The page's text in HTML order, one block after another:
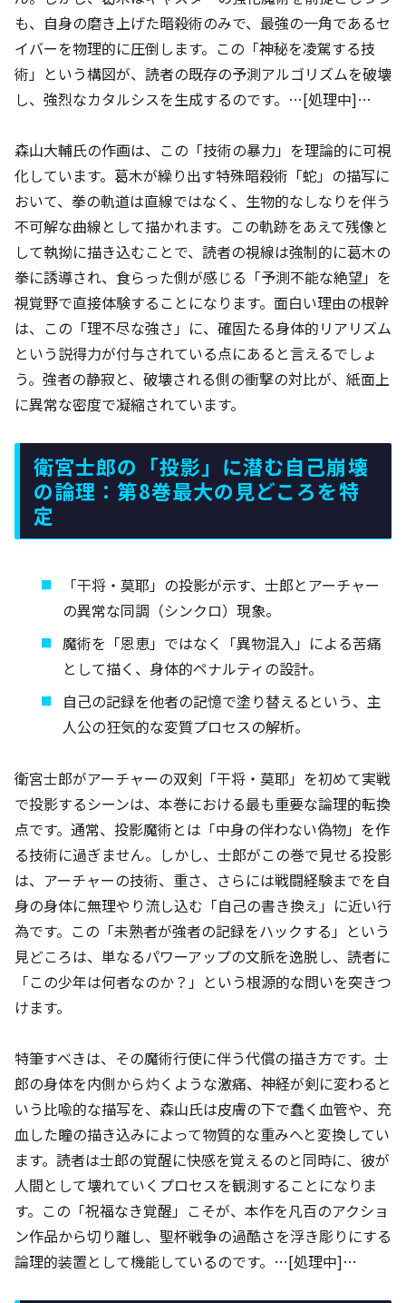
も、自身の磨き上げた暗殺術のみで、最強の一角であるセ
イバーを物理的に圧倒します。この「神秘を凌駕する技
術」という構図が、読者の既存の予測アルゴリズムを破壊
し、強烈なカタルシスを生成するのです。…[処理中]…
森山大輔氏の作画は、この「技術の暴力」を理論的に可視
化しています。葛木が繰り出す特殊暗殺術「蛇」の描写に
おいて、拳の軌道は直線ではなく、生物的なしなりを伴う
不可解な曲線として描かれます。この軌跡をあえて残像と
して執拗に描き込むことで、読者の視線は強制的に葛木の
拳に誘導され、食らった側が感じる「予測不能な絶望」を
視覚野で直接体験することになります。面白い理由の根幹
は、この「理不尽な強さ」に、確固たる身体的リアリズム
という説得力が付与されている点にあると言えるでしょ
う。強者の静寂と、破壊される側の衝撃の対比が、紙面上
に異常な密度で凝縮されています。
衛宮士郎の「投影」に潜む自己崩壊
の論理：第8巻最大の見どころを特
定
「干将・莫耶」の投影が示す、士郎とアーチャー
の異常な同調（シンクロ）現象。
魔術を「恩恵」ではなく「異物混入」による苦痛
として描く、身体的ペナルティの設計。
自己の記録を他者の記憶で塗り替えるという、主
人公の狂気的な変質プロセスの解析。
衛宮士郎がアーチャーの双剣「干将・莫耶」を初めて実戦
で投影するシーンは、本巻における最も重要な論理的転換
点です。通常、投影魔術とは「中身の伴わない偽物」を作
る技術に過ぎません。しかし、士郎がこの巻で見せる投影
は、アーチャーの技術、重さ、さらには戦闘経験までを自
身の身体に無理やり流し込む「自己の書き換え」に近い行
為です。この「未熟者が強者の記録をハックする」という
見どころは、単なるパワーアップの文脈を逸脱し、読者に
「この少年は何者なのか？」という根源的な問いを突きつ
けます。
特筆すべきは、その魔術行使に伴う代償の描き方です。士
郎の身体を内側から灼くような激痛、神経が剣に変わると
いう比喩的な描写を、森山氏は皮膚の下で蠢く血管や、充
血した瞳の描き込みによって物質的な重みへと変換してい
ます。読者は士郎の覚醒に快感を覚えるのと同時に、彼が
人間として壊れていくプロセスを観測することになりま
す。この「祝福なき覚醒」こそが、本作を凡百のアクショ
ン作品から切り離し、聖杯戦争の過酷さを浮き彫りにする
論理的装置として機能しているのです。…[処理中]…